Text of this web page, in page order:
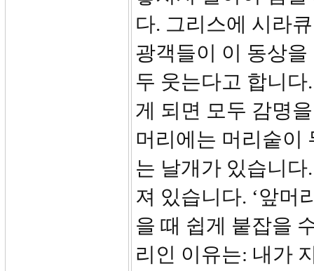
다. 그리스에 시라
광객들이 이 동상
두 웃는다고 합니
게 되면 모두 감명
머리에는 머리숱이
는 날개가 있습니
져 있습니다. ‘앞머
을 때 쉽게 붙잡을
리인 이유는: 내가